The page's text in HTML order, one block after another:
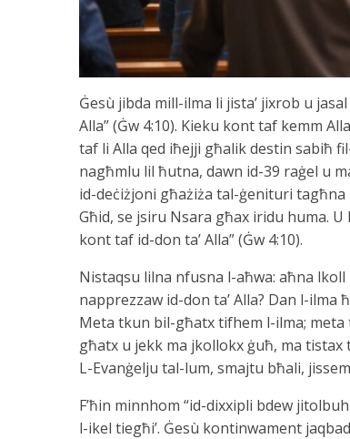
Ġesù jibda mill-ilma li jista’ jixrob u
Alla” (Ġw 4:10). Kieku kont taf kemm
taf li Alla qed iħejji għalik destin sabiħ
nagħmlu lil ħutna, dawn id-39 raġel u
id-deċiżjoni għażiża tal-ġenituri tagħna
Għid, se jsiru Nsara għax iridu huma.
kont taf id-don ta’ Alla” (Ġw 4:10).
Nistaqsu lilna nfusna l-aħwa: aħna
napprezzaw id-don ta’ Alla? Dan l-ilma
Meta tkun bil-għatx tifhem l-ilma; meta
għatx u jekk ma jkollokx ġuħ, ma tistax
L-Evanġelju tal-lum, smajtu bħali,
F’ħin minnhom “id-dixxipli bdew
l-ikel tiegħi’. Ġesù kontinwament